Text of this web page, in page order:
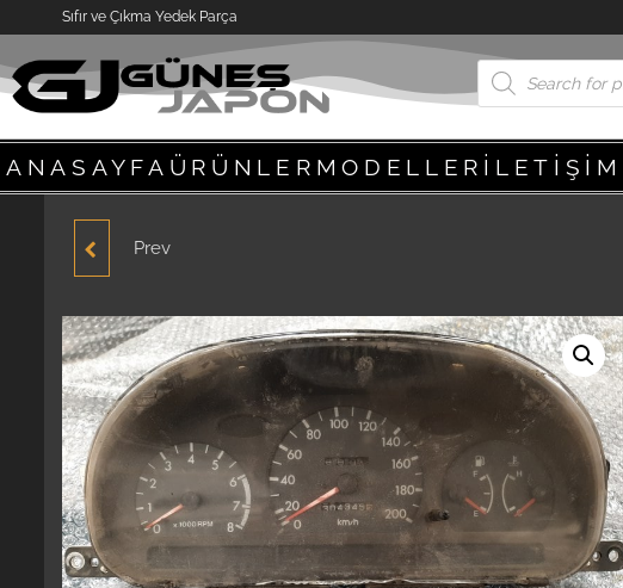
Sıfır ve Çıkma Yedek Parça
ANASAYFA ÜRÜNLER MODELLER İLETIŞIM
HYUNDAI ACCENT
2000 MODEL GÖĞÜS
Prev